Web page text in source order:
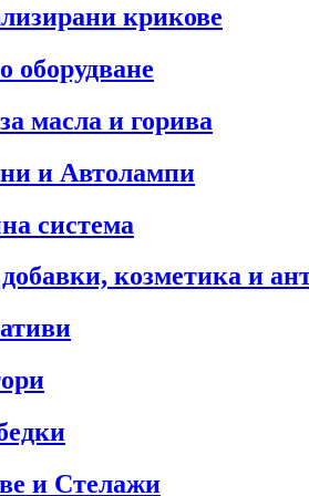
крикове
оборудване
масла и горива
и Автолампи
система
козметика и
и Стелажи